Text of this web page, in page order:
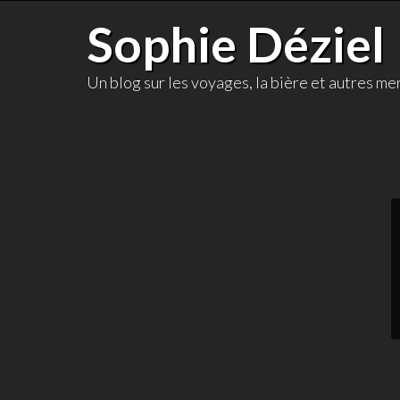
Sophie Déziel
Un blog sur les voyages, la bière et autres